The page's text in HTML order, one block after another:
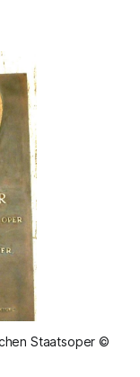
Staatsoper ©